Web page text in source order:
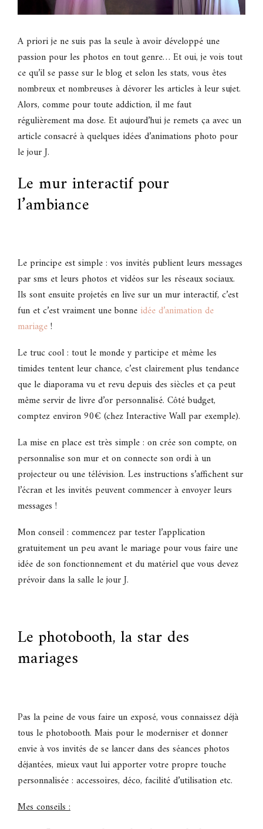
A priori je ne suis pas la seule à avoir développé une
passion pour les photos en tout genre… Et oui, je vois tout
ce qu’il se passe sur le blog et selon les stats, vous êtes
nombreux et nombreuses à dévorer les articles à leur sujet.
Alors, comme pour toute addiction, il me faut
régulièrement ma dose. Et aujourd’hui je remets ça avec un
article consacré à quelques idées d’animations photo pour
le jour J.
Le mur interactif pour
l’ambiance
Le principe est simple : vos invités publient leurs messages
par sms et leurs photos et vidéos sur les réseaux sociaux.
Ils sont ensuite projetés en live sur un mur interactif, c’est
fun et c’est vraiment une bonne idée d’animation de
mariage!
Le truc cool : tout le monde y participe et même les
timides tentent leur chance, c’est clairement plus tendance
que le diaporama vu et revu depuis des siècles et ça peut
même servir de livre d’or personnalisé. Côté budget,
comptez environ 90€ (chez Interactive Wall par exemple).
La mise en place est très simple : on crée son compte, on
personnalise son mur et on connecte son ordi à un
projecteur ou une télévision. Les instructions s’affichent sur
l’écran et les invités peuvent commencer à envoyer leurs
messages !
Mon conseil : commencez par tester l’application
gratuitement un peu avant le mariage pour vous faire une
idée de son fonctionnement et du matériel que vous devez
prévoir dans la salle le jour J.
Le photobooth, la star des
mariages
Pas la peine de vous faire un exposé, vous connaissez déjà
tous le photobooth. Mais pour le moderniser et donner
envie à vos invités de se lancer dans des séances photos
déjantées, mieux vaut lui apporter votre propre touche
personnalisée : accessoires, déco, facilité d’utilisation etc.
Mes conseils :